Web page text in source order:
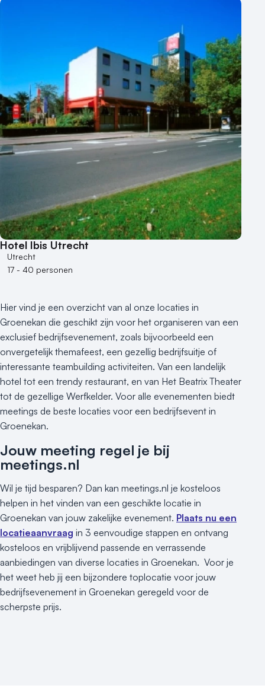
Hotel Ibis Utrecht
Utrecht
17 - 40 personen
Hier vind je een overzicht van al onze locaties in
Groenekan die geschikt zijn voor het organiseren van een
exclusief bedrijfsevenement, zoals bijvoorbeeld een
onvergetelijk themafeest, een gezellig bedrijfsuitje of
interessante teambuilding activiteiten. Van een landelijk
hotel tot een trendy restaurant, en van Het Beatrix Theater
tot de gezellige Werfkelder. Voor alle evenementen biedt
meetings de beste locaties voor een bedrijfsevent in
Groenekan.
Jouw meeting regel je bij
meetings.nl
Wil je tijd besparen? Dan kan meetings.nl je kosteloos
helpen in het vinden van een geschikte locatie in
Groenekan van jouw zakelijke evenement. Plaats nu een
locatieaanvraag in 3 eenvoudige stappen en ontvang
kosteloos en vrijblijvend passende en verrassende
aanbiedingen van diverse locaties in Groenekan. Voor je
het weet heb jij een bijzondere toplocatie voor jouw
bedrijfsevenement in Groenekan geregeld voor de
scherpste prijs.